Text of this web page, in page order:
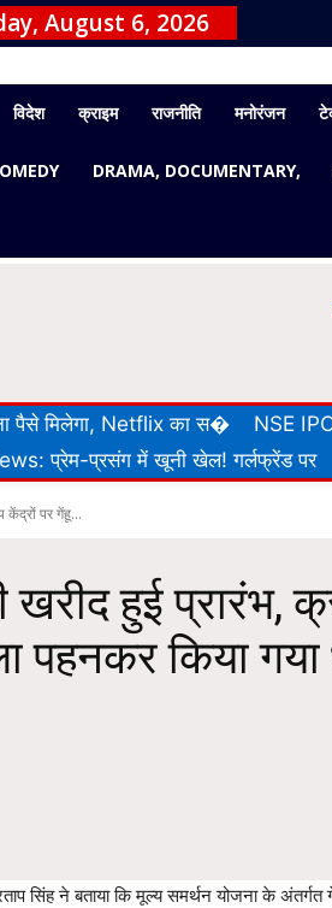
August 6, 2026
विदेश क्राइम राजनीति मनोरंजन
DRAMA, DOCUMENTARY,
पैसे मिलेगा, Netflix का स� NSE
प्रेम-प्रसंग में खूनी खेल! गर्लफ्रेंड पर
केंद्रों पर गेंहू...
खरीद हुई प्रारंभ,
पहनकर किया गया
सिंह ने बताया कि मूल्य समर्थन योजना के